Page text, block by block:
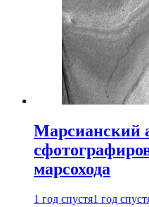
Марсианский
марсохода
1 год спустя1 год